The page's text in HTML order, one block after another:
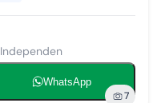
Independen
WhatsApp
7